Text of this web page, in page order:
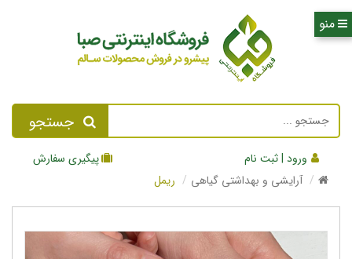
جستجو
ورود | ثبت نام
پیگیری سفارش
آرایشی و بهداشتی گیاهی
ریمل